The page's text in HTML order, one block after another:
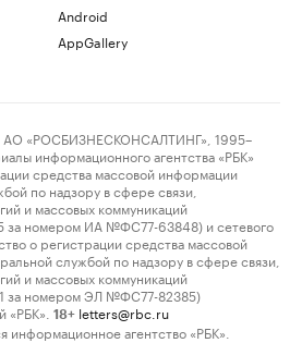
Android
AppGallery
«РОСБИЗНЕСКОНСАЛТИНГ», 1995–
информационного агентства «РБК»
средства массовой информации
по надзору в сфере связи,
и массовых коммуникаций
за номером ИА №ФС77-63848) и сетевого
о регистрации средства массовой
службой по надзору в сфере связи,
и массовых коммуникаций
за номером ЭЛ №ФС77-82385)
«РБК».
18+ letters@rbc.ru
информационное агентство «РБК».